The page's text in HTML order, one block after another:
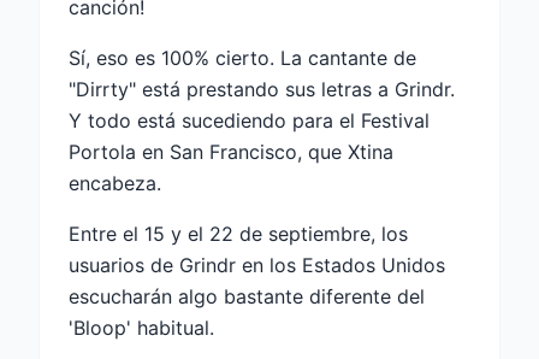
canción!
Sí, eso es 100% cierto. La cantante de
"Dirrty" está prestando sus letras a Grindr.
Y todo está sucediendo para el Festival
Portola en San Francisco, que Xtina
encabeza.
Entre el 15 y el 22 de septiembre, los
usuarios de Grindr en los Estados Unidos
escucharán algo bastante diferente del
'Bloop' habitual.